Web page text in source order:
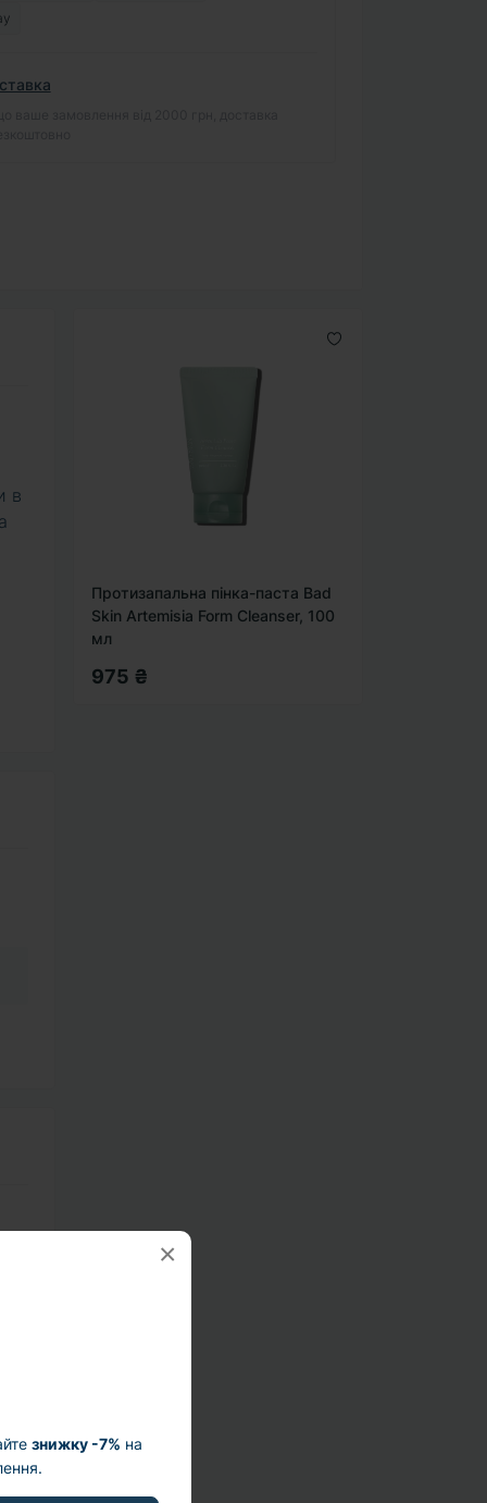
знижку -7% на
×
Протизапальна пінка-паста Bad
Skin Artemisia Form Cleanser, 100
мл
975 ₴
в